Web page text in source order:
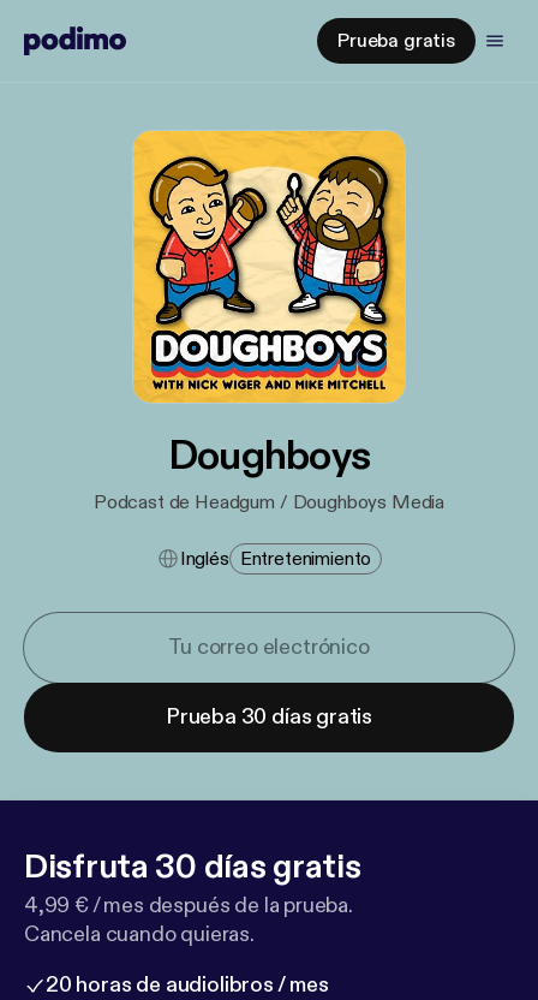
Prueba gratis
Doughboys
Podcast de Headgum / Doughboys Media
Inglés Entretenimiento
Prueba 30 días gratis
Disfruta 30 días gratis
4,99 € / mes después de la prueba.
Cancela cuando quieras.
20 horas de audiolibros / mes